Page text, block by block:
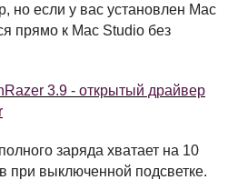
но если у вас установлен Mac
прямо к Mac Studio без
3.9 - открытый драйвер
заряда хватает на 10
при выключенной подсветке.